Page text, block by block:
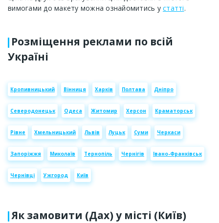
вимогами до макету можна ознайомитись у статті.
Розміщення реклами по всій
Україні
Кропивницький Вінниця Харків Полтава Дніпро
Северодонецьк Одеса Житомир Херсон Краматорськ
Рівне Хмельницький Львів Луцьк Суми Черкаси
Запоріжжя Миколаїв Тернопіль Чернігів Івано-Франківськ
Чернівці Ужгород Київ
Як замовити (Дах) у місті (Київ)